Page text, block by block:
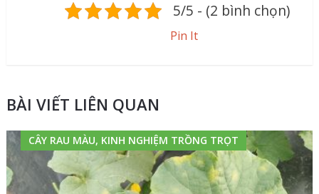
5/5 - (2 bình chọn)
Pin It
BÀI VIẾT LIÊN QUAN
CÂY RAU MÀU, KINH NGHIỆM TRỒNG TRỌT